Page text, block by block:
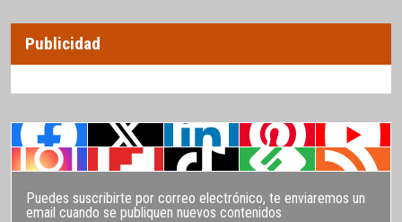
Publicidad
Puedes suscribirte por correo electrónico, te enviaremos un
email cuando se publiquen nuevos contenidos